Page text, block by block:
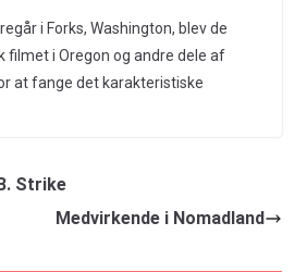
i Forks, Washington, blev de
filmet i Oregon og andre dele af
at fange det karakteristiske
Strike
Medvirkende i Nomadland